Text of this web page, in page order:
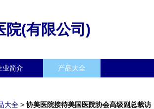
院(有限公司)
业简介 产品大全
大全 > 协美医院接待美国医院协会高级副总裁访